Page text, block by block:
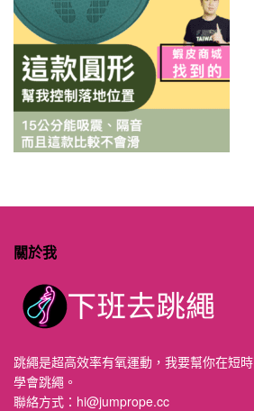
關於我
跳繩是超高效率有氧運動，我要幫你在短
學會跳繩。
聯絡方式： hi@jumprope.cc